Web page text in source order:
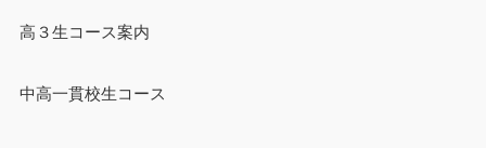
高３生コース案内
中高一貫校生コース